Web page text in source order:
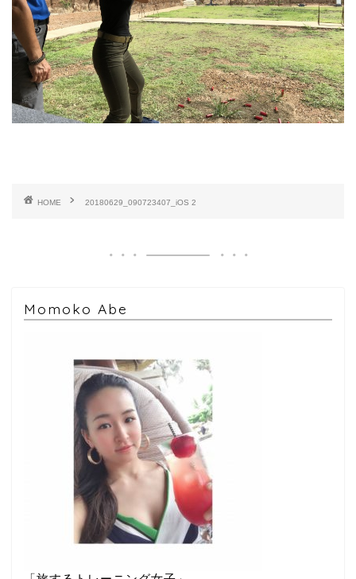
HOME 20180629_090723407_iOS 2
Momoko Abe